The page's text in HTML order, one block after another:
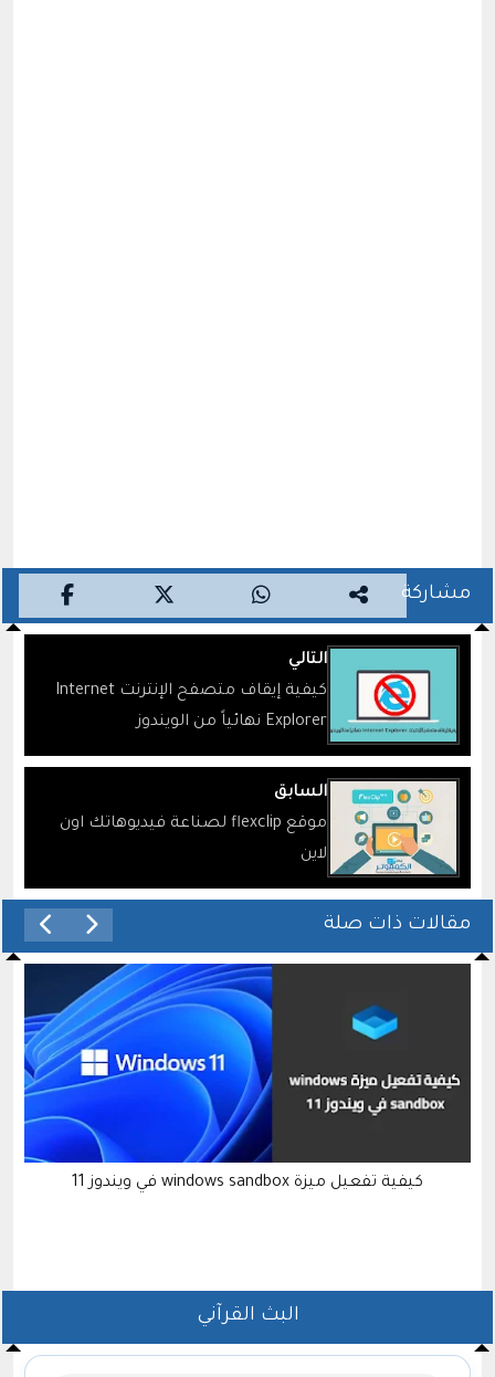
مشاركة
التالي
كيفية إيقاف متصفح الإنترنت Internet
Explorer نهائياً من الويندوز
السابق
موقع flexclip لصناعة فيديوهاتك اون
لاين
مقالات ذات صلة
طريقة عمل دليل لمحتويات المقال بدون إستخدام أي
البث القرآني